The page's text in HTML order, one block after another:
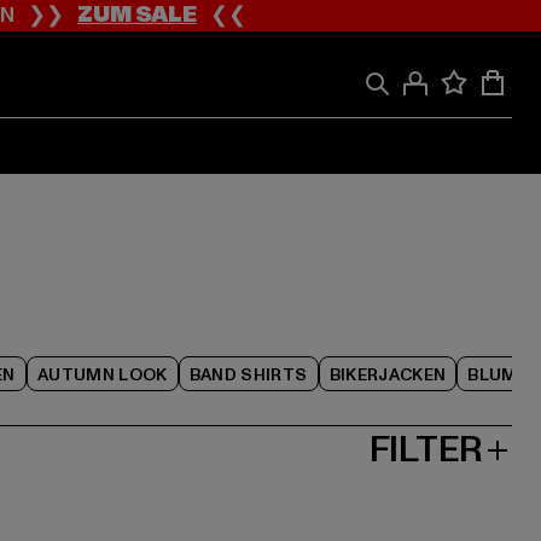
❯❯ZUM SALE❮❮
AUTUMN LOOK BAND SHIRTS BIKERJACKEN
FILTER